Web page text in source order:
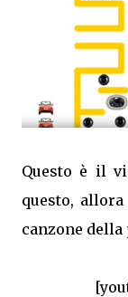
Questo è il
questo,
canzone